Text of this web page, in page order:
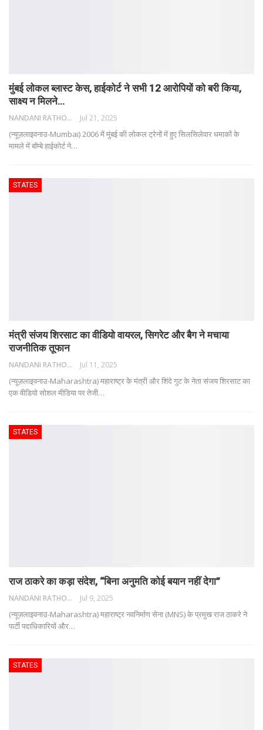
मुंबई लोकल ब्लास्ट केस, हाईकोर्ट ने सभी 12 आरोपियों को बरी किया,
साक्ष्य न मिलने…
NANDANI RATHORE Jul 21, 2025
(न्यूज़लाइवनाउ-Mumbai) 2006 में मुंबई की लोकल ट्रेनों में हुए सिलसिलेवार धमाकों के
मामले में बॉम्बे हाईकोर्ट ने…
STATES
मंत्री संजय शिरसाट का वीडियो वायरल, सिगरेट और बैग ने मचाया
राजनीतिक तूफान
NANDANI RATHORE Jul 11, 2025
(न्यूज़लाइवनाउ-Maharashtra) महाराष्ट्र के मंत्री और शिंदे गुट के नेता संजय शिरसाट का
एक वीडियो सोशल मीडिया पर तेजी…
STATES
राज ठाकरे का कड़ा संदेश, “बिना अनुमति कोई बयान नहीं देगा”
NANDANI RATHORE Jul 9, 2025
(न्यूज़लाइवनाउ-Maharashtra) महाराष्ट्र नवनिर्माण सेना (MNS) के प्रमुख राज ठाकरे ने
पार्टी पदाधिकारियों और…
STATES